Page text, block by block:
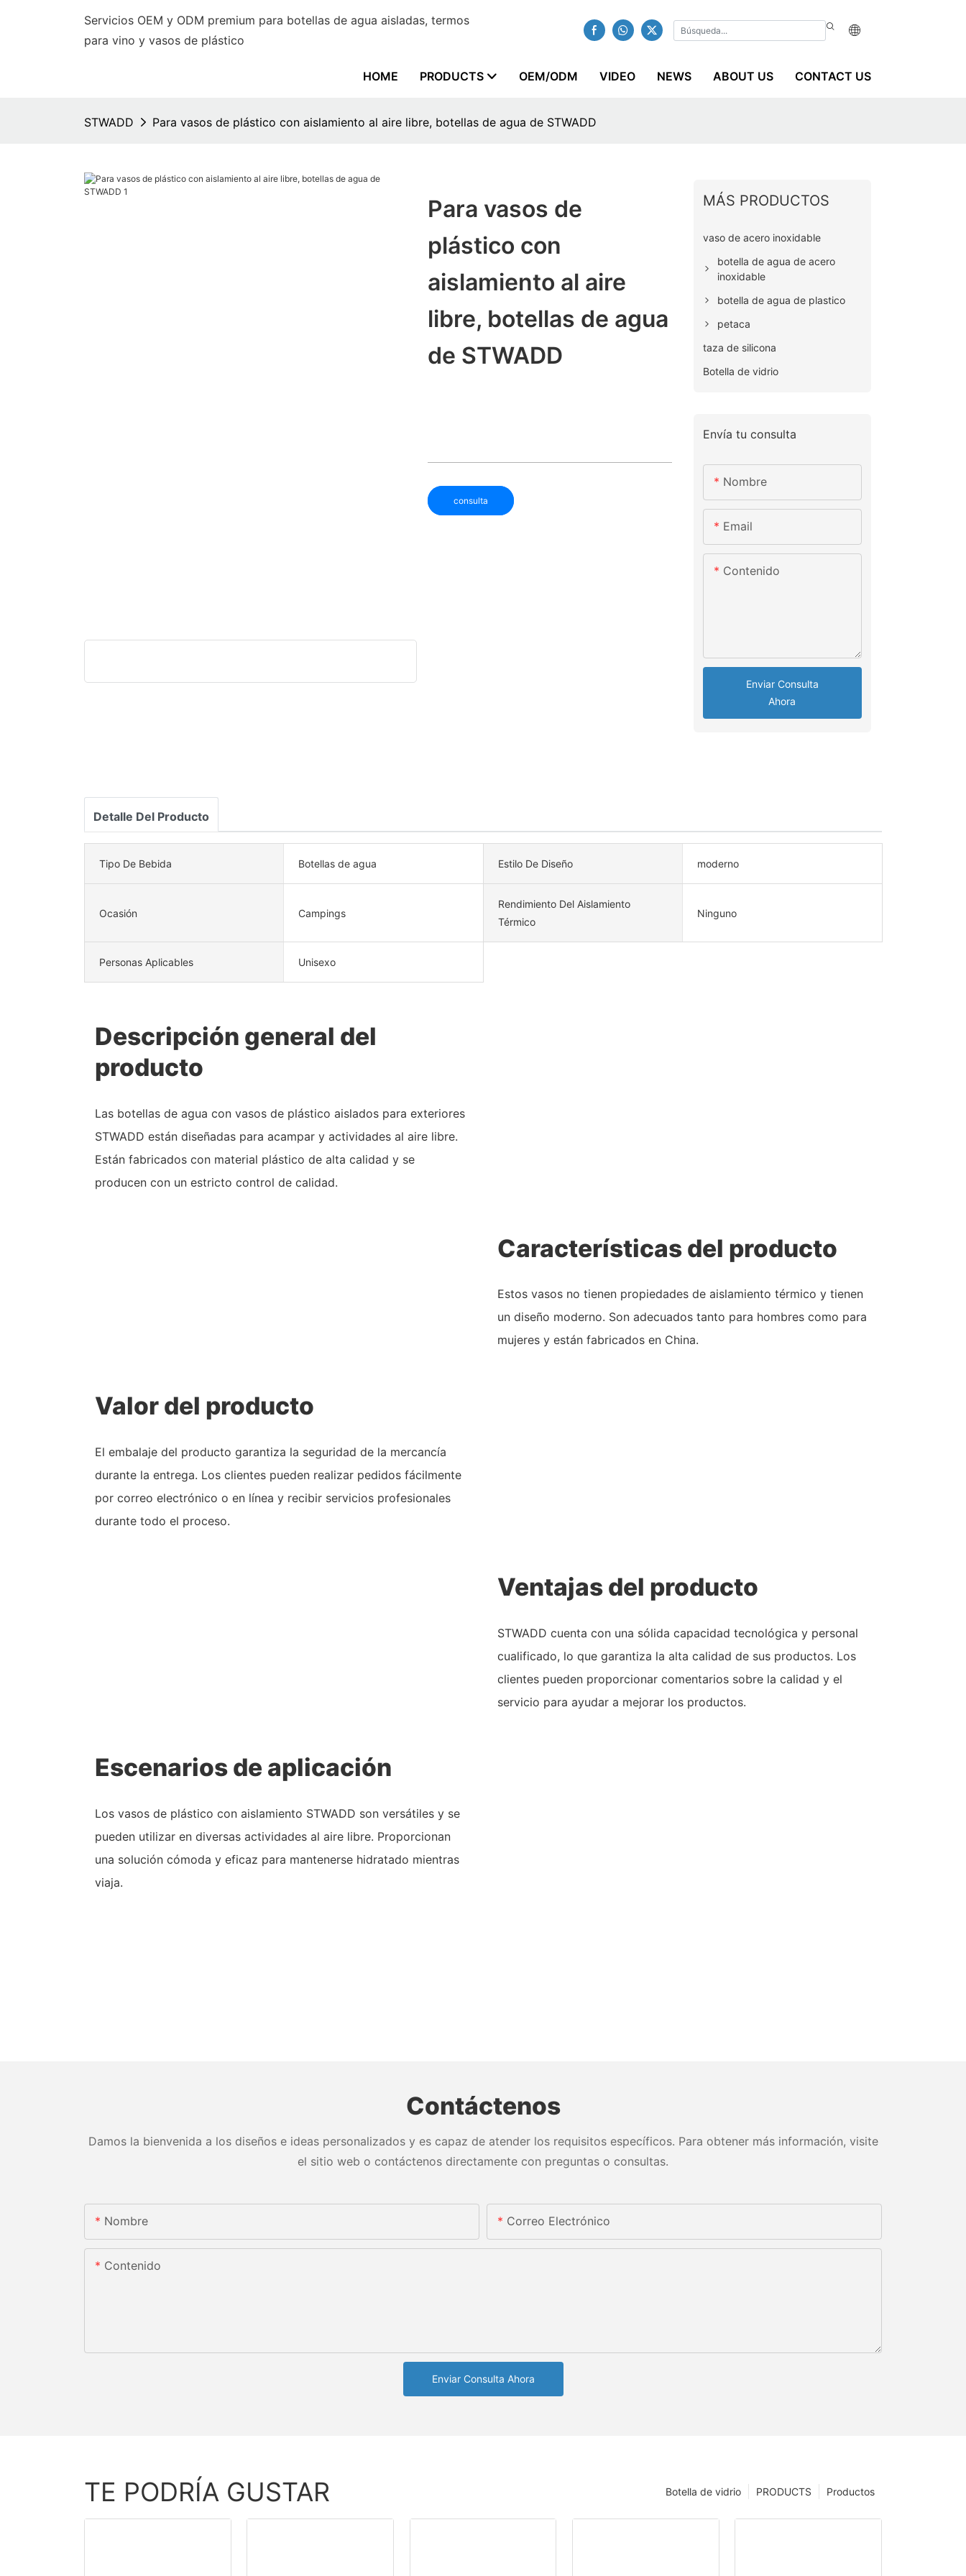
Servicios OEM y ODM premium para botellas de agua aisladas, termos
para vino y vasos de plástico
HOME PRODUCTS OEM/ODM VIDEO NEWS ABOUT US CONTACT US
STWADD Para vasos de plástico con aislamiento al aire libre, botellas de agua de STWADD
Para vasos de
plástico con
aislamiento al aire
libre, botellas de agua
de STWADD
consulta
MÁS PRODUCTOS
vaso de acero inoxidable
botella de agua de acero
inoxidable
botella de agua de plastico
petaca
taza de silicona
Botella de vidrio
Envía tu consulta
Nombre
Email
Contenido
Enviar Consulta
Ahora
Detalle Del Producto
Tipo De Bebida Botellas de agua Estilo De Diseño moderno
Ocasión Campings
Rendimiento Del Aislamiento
Térmico
Ninguno
Personas Aplicables Unisexo
Descripción general del
producto
Las botellas de agua con vasos de plástico aislados para exteriores
STWADD están diseñadas para acampar y actividades al aire libre.
Están fabricados con material plástico de alta calidad y se
producen con un estricto control de calidad.
Características del producto
Estos vasos no tienen propiedades de aislamiento térmico y tienen
un diseño moderno. Son adecuados tanto para hombres como para
mujeres y están fabricados en China.
Valor del producto
El embalaje del producto garantiza la seguridad de la mercancía
durante la entrega. Los clientes pueden realizar pedidos fácilmente
por correo electrónico o en línea y recibir servicios profesionales
durante todo el proceso.
Ventajas del producto
STWADD cuenta con una sólida capacidad tecnológica y personal
cualificado, lo que garantiza la alta calidad de sus productos. Los
clientes pueden proporcionar comentarios sobre la calidad y el
servicio para ayudar a mejorar los productos.
Escenarios de aplicación
Los vasos de plástico con aislamiento STWADD son versátiles y se
pueden utilizar en diversas actividades al aire libre. Proporcionan
una solución cómoda y eficaz para mantenerse hidratado mientras
viaja.
Contáctenos
Damos la bienvenida a los diseños e ideas personalizados y es capaz de atender los requisitos específicos. Para obtener más información, visite
el sitio web o contáctenos directamente con preguntas o consultas.
Nombre Correo Electrónico
Contenido
Enviar Consulta Ahora
TE PODRÍA GUSTAR Productos
PRODUCTS
Botella de vidrio